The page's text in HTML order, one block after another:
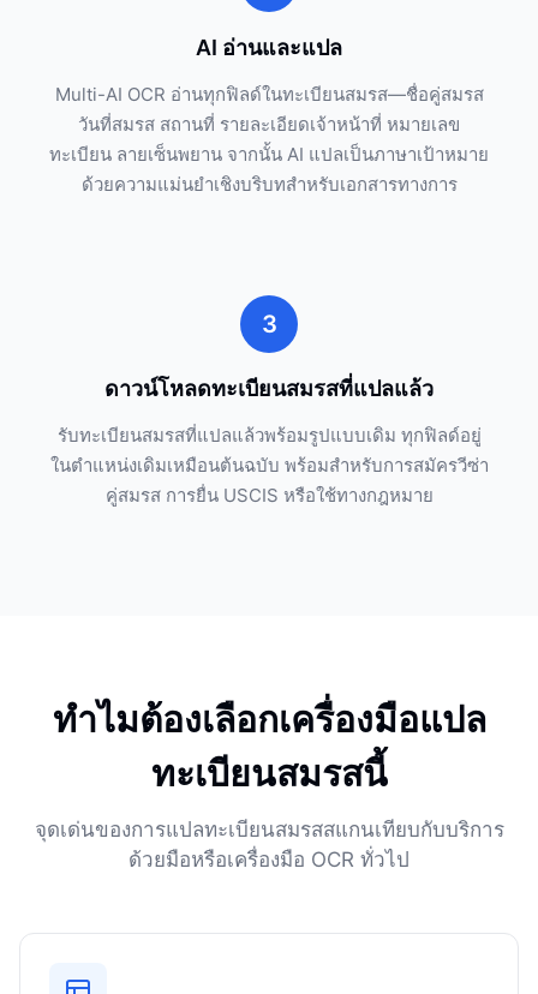
AI อ่านและแปล
Multi-AI OCR อ่านทุกฟิลด์ในทะเบียนสมรส—ชื่อคู่สมรส
วันที่สมรส สถานที่ รายละเอียดเจ้าหน้าที่ หมายเลข
ทะเบียน ลายเซ็นพยาน จากนั้น AI แปลเป็นภาษาเป้าหมาย
ด้วยความแม่นยำเชิงบริบทสำหรับเอกสารทางการ
3
ดาวน์โหลดทะเบียนสมรสที่แปลแล้ว
รับทะเบียนสมรสที่แปลแล้วพร้อมรูปแบบเดิม ทุกฟิลด์อยู่
ในตำแหน่งเดิมเหมือนต้นฉบับ พร้อมสำหรับการสมัครวีซ่า
คู่สมรส การยื่น USCIS หรือใช้ทางกฎหมาย
ทำไมต้องเลือกเครื่องมือแปล
ทะเบียนสมรสนี้
จุดเด่นของการแปลทะเบียนสมรสสแกนเทียบกับบริการ
ด้วยมือหรือเครื่องมือ OCR ทั่วไป